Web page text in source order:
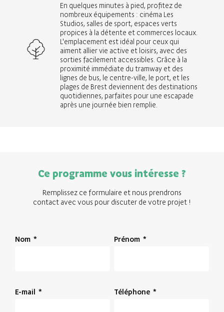
En quelques minutes à pied, profitez de
nombreux équipements : cinéma Les
Studios, salles de sport, espaces verts
propices à la détente et commerces locaux.
L'emplacement est idéal pour ceux qui
aiment allier vie active et loisirs, avec des
sorties facilement accessibles. Grâce à la
proximité immédiate du tramway et des
lignes de bus, le centre-ville, le port, et les
plages de Brest deviennent des destinations
quotidiennes, parfaites pour une escapade
après une journée bien remplie.
Ce programme vous intéresse ?
Remplissez ce formulaire et nous prendrons
contact avec vous pour discuter de votre projet !
Nom * Prénom *
E-mail * Téléphone *